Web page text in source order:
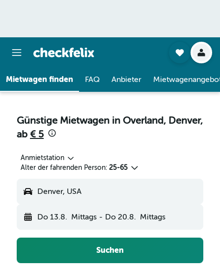
Mietwagen finden FAQ Anbieter
Günstige Mietwagen in Overland, Denver,
ab € 5
Anmietstation
Alter der fahrenden Person: 25-65
Denver, USA
Do 13.8. Mittags - Do 20.8. Mittags
Suchen